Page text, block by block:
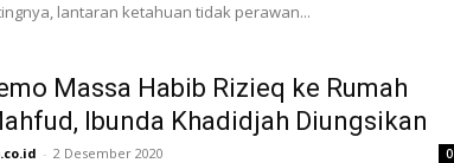
lantaran ketahuan tidak perawan...
Massa Habib Rizieq ke Rumah
Ibunda Khadidjah Diungsikan
- 2 Desember 2020 0